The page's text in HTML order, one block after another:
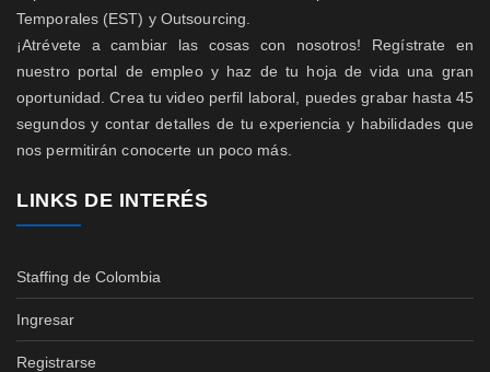
Temporales (EST) y Outsourcing.
¡Atrévete a cambiar las cosas con nosotros! Regístrate en
nuestro portal de empleo y haz de tu hoja de vida una gran
oportunidad. Crea tu video perfil laboral, puedes grabar hasta 45
segundos y contar detalles de tu experiencia y habilidades que
nos permitirán conocerte un poco más.
LINKS DE INTERÉS
Staffing de Colombia
Ingresar
Registrarse